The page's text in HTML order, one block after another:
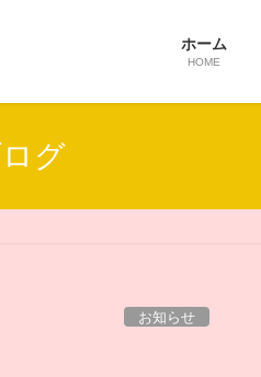
ホーム
HOME
グ
お知らせ